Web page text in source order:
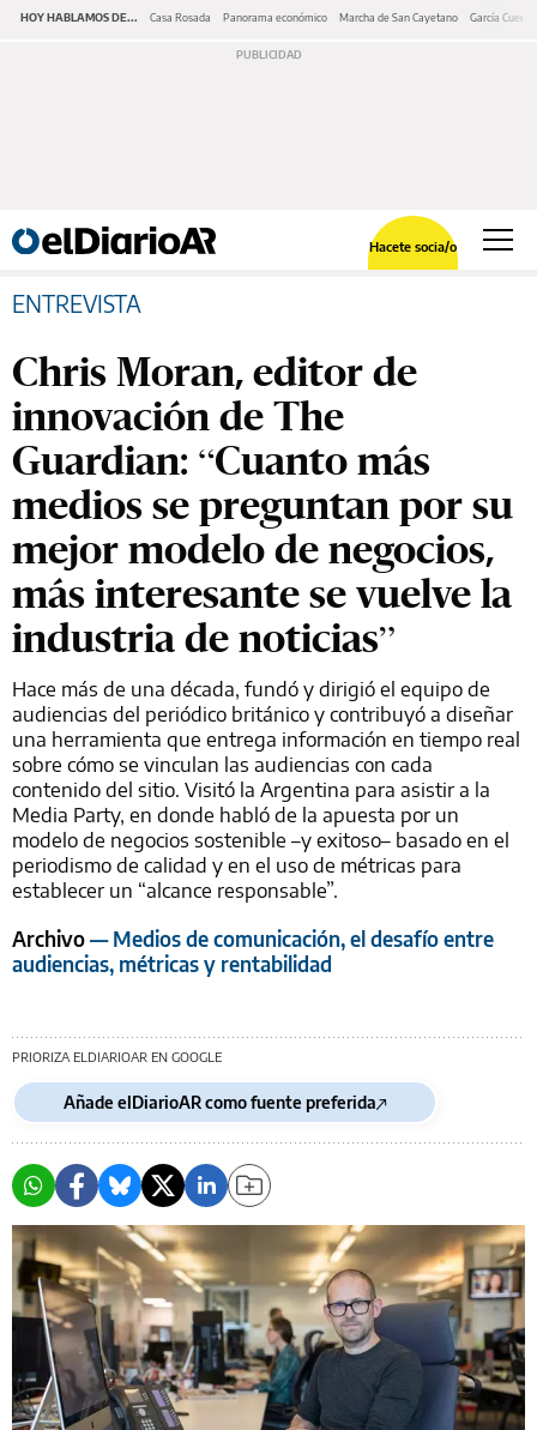
HOY HABLAMOS DE... Casa Rosada Panorama económico Marcha de San Cayetano García Cuerva
Hacete socia/o
ENTREVISTA
Chris Moran, editor de
innovación de The
Guardian: “Cuanto más
medios se preguntan por su
mejor modelo de negocios,
más interesante se vuelve la
industria de noticias”
Hace más de una década, fundó y dirigió el equipo de
audiencias del periódico británico y contribuyó a diseñar
una herramienta que entrega información en tiempo real
sobre cómo se vinculan las audiencias con cada
contenido del sitio. Visitó la Argentina para asistir a la
Media Party, en donde habló de la apuesta por un
modelo de negocios sostenible –y exitoso– basado en el
periodismo de calidad y en el uso de métricas para
establecer un “alcance responsable”.
Archivo— Medios de comunicación, el desafío entre
audiencias, métricas y rentabilidad
PRIORIZA ELDIARIOAR EN GOOGLE
Añade elDiarioAR como fuente preferida